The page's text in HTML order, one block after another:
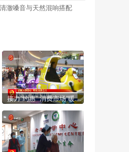
澈嗓音与天然混响搭配
接力“约惠” 消费市场“暖意十足”